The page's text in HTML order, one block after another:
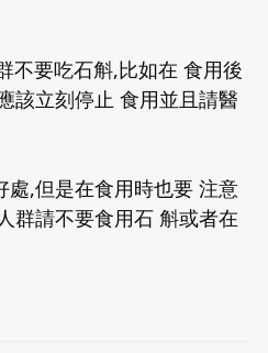
不要吃石斛,比如在 食用後
該立刻停止 食用並且請醫
處,但是在食用時也要 注意
群請不要食用石 斛或者在